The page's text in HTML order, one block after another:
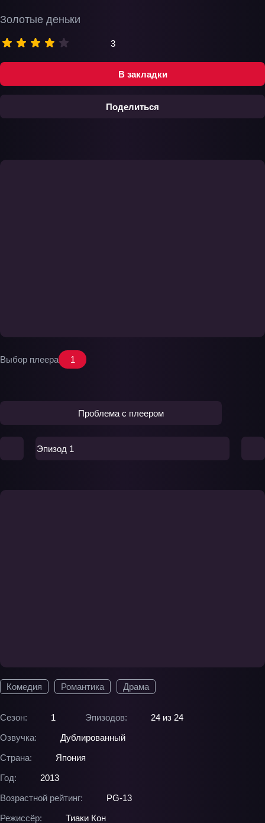
В закладки
Поделиться
Золотые деньки
3
Комедия Романтика Драма
Сезон: 1 Эпизодов:
24 из 24
Озвучка:
Дублированный
Страна:
Япония
Год:
2013
Возрастной рейтинг:
PG-13
Режиссёр:
Тиаки Кон
Выбор плеера 1
Проблема с плеером
Эпизод 1